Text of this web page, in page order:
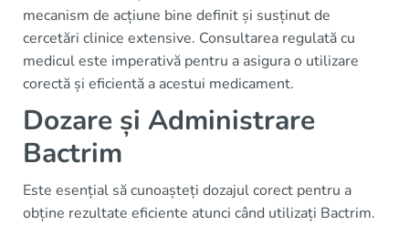
mecanism de acțiune bine definit și susținut de
cercetări clinice extensive. Consultarea regulată cu
medicul este imperativă pentru a asigura o utilizare
corectă și eficientă a acestui medicament.
Dozare și Administrare
Bactrim
Este esențial să cunoașteți dozajul corect pentru a
obține rezultate eficiente atunci când utilizați Bactrim.